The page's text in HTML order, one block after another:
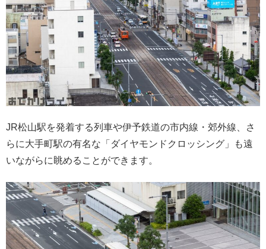
JR松山駅を発着する列車や伊予鉄道の市内線・郊外線、さ
らに大手町駅の有名な「ダイヤモンドクロッシング」も遠
いながらに眺めることができます。